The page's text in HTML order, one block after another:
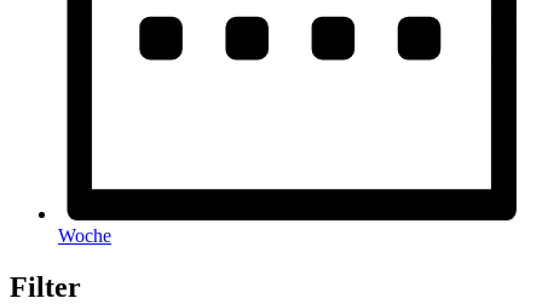
Woche
Filter